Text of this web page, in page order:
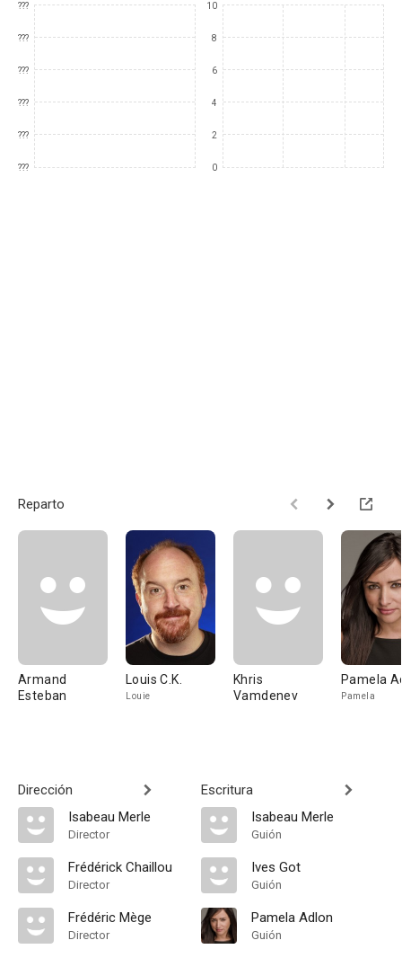
???
???
???
???
???
???
10
8
6
4
2
0
Reparto
Armand
Esteban
Louis C.K.
Louie
Khris
Vamdenev
Pamela
Pamela
Dirección
Isabeau Merle
Director
Frédérick Chaillou
Director
Frédéric Mège
Director
Escritura
Isabeau Merle
Guión
Ives Got
Guión
Pamela Adlon
Guión